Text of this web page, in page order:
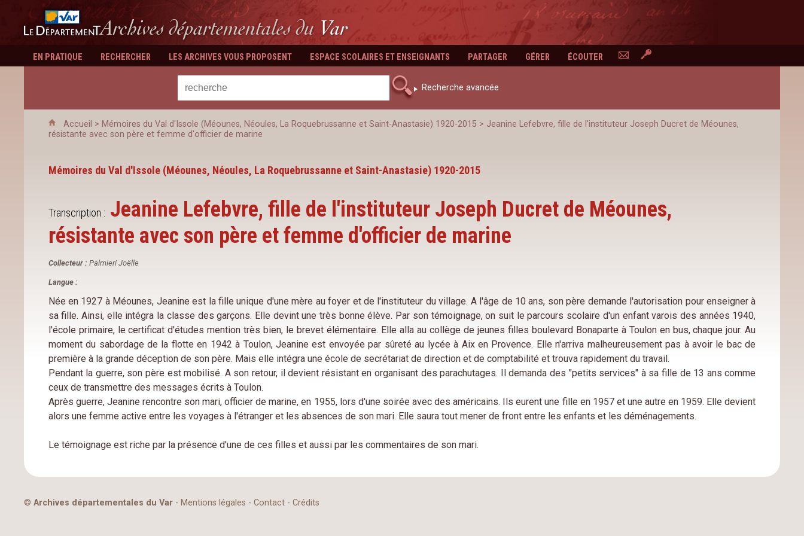
Département du Var
Archives départementalesdu Var
EN PRATIQUE RECHERCHER LES ARCHIVES VOUS PROPOSENT ESPACE SCOLAIRES ET ENSEIGNANTS PARTAGER GÉRER ÉCOUTER CONTACTEZ-NOUS
ESPACE PERSONNEL
Recherche avancée
Accueil > Mémoires du Val d'Issole (Méounes, Néoules, La Roquebrussanne et Saint-Anastasie) 1920-2015 > Jeanine Lefebvre, fille de l'instituteur Joseph Ducret de Méounes,
résistante avec son père et femme d'officier de marine
Mémoires du Val d'Issole (Méounes, Néoules, La Roquebrussanne et Saint-Anastasie) 1920-2015
Transcription : Jeanine Lefebvre, fille de l'instituteur Joseph Ducret de Méounes,
résistante avec son père et femme d'officier de marine
Collecteur : Palmieri Joëlle
Langue :
Née en 1927 à Méounes, Jeanine est la fille unique d'une mère au foyer et de l'instituteur du village. A l'âge de 10 ans, son père demande l'autorisation pour enseigner à
sa fille. Ainsi, elle intégra la classe des garçons. Elle devint une très bonne élève. Par son témoignage, on suit le parcours scolaire d'un enfant varois des années 1940,
l'école primaire, le certificat d'études mention très bien, le brevet élémentaire. Elle alla au collège de jeunes filles boulevard Bonaparte à Toulon en bus, chaque jour. Au
moment du sabordage de la flotte en 1942 à Toulon, Jeanine est envoyée par sûreté au lycée à Aix en Provence. Elle n'arriva malheureusement pas à avoir le bac de
première à la grande déception de son père. Mais elle intégra une école de secrétariat de direction et de comptabilité et trouva rapidement du travail.
Pendant la guerre, son père est mobilisé. A son retour, il devient résistant en organisant des parachutages. Il demanda des "petits services" à sa fille de 13 ans comme
ceux de transmettre des messages écrits à Toulon.
Après guerre, Jeanine rencontre son mari, officier de marine, en 1955, lors d'une soirée avec des américains. Ils eurent une fille en 1957 et une autre en 1959. Elle devient
alors une femme active entre les voyages à l'étranger et les absences de son mari. Elle saura tout mener de front entre les enfants et les déménagements.
Le témoignage est riche par la présence d'une de ces filles et aussi par les commentaires de son mari.
©Archives départementales du Var - Mentions légales -Contact -Crédits